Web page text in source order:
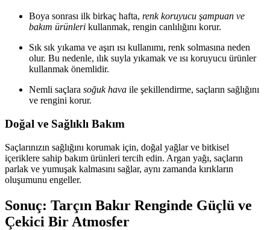
Boya sonrası ilk birkaç hafta, renk koruyucu şampuan ve
bakım ürünleri kullanmak, rengin canlılığını korur.
Sık sık yıkama ve aşırı ısı kullanımı, renk solmasına neden
olur. Bu nedenle, ılık suyla yıkamak ve ısı koruyucu ürünler
kullanmak önemlidir.
Nemli saçlara soğuk hava ile şekillendirme, saçların sağlığını
ve rengini korur.
Doğal ve Sağlıklı Bakım
Saçlarınızın sağlığını korumak için, doğal yağlar ve bitkisel
içeriklere sahip bakım ürünleri tercih edin. Argan yağı, saçların
parlak ve yumuşak kalmasını sağlar, aynı zamanda kırıkların
oluşumunu engeller.
Sonuç: Tarçın Bakır Renginde Güçlü ve
Çekici Bir Atmosfer